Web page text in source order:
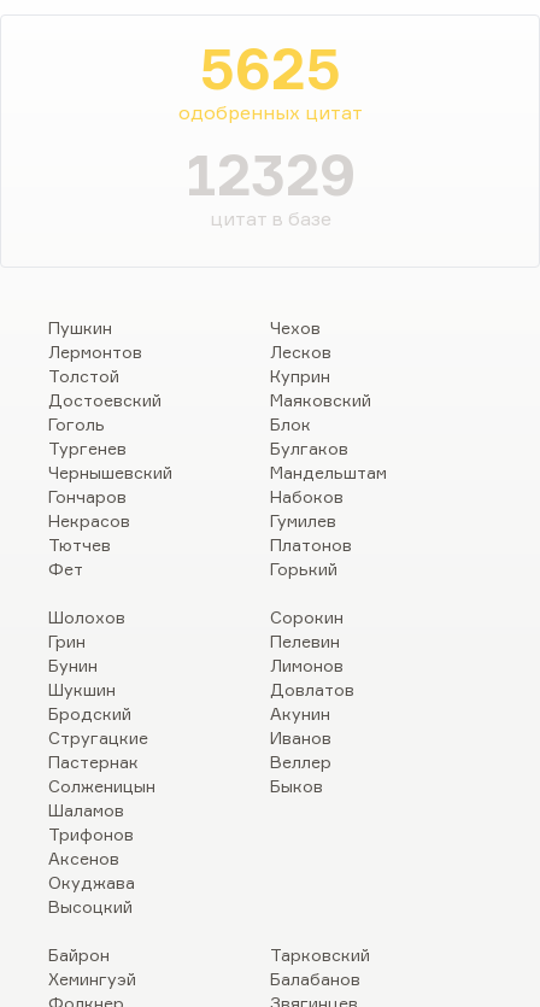
5625
одобренных цитат
12329
цитат в базе
Пушкин
Лермонтов
Толстой
Достоевский
Гоголь
Тургенев
Чернышевский
Гончаров
Некрасов
Тютчев
Фет
Чехов
Лесков
Куприн
Маяковский
Блок
Булгаков
Мандельштам
Набоков
Гумилев
Платонов
Горький
Шолохов
Грин
Бунин
Шукшин
Бродский
Стругацкие
Пастернак
Солженицын
Шаламов
Трифонов
Аксенов
Окуджава
Высоцкий
Сорокин
Пелевин
Лимонов
Довлатов
Акунин
Иванов
Веллер
Быков
Байрон
Хемингуэй
Фолкнер
Тарковский
Балабанов
Звягинцев